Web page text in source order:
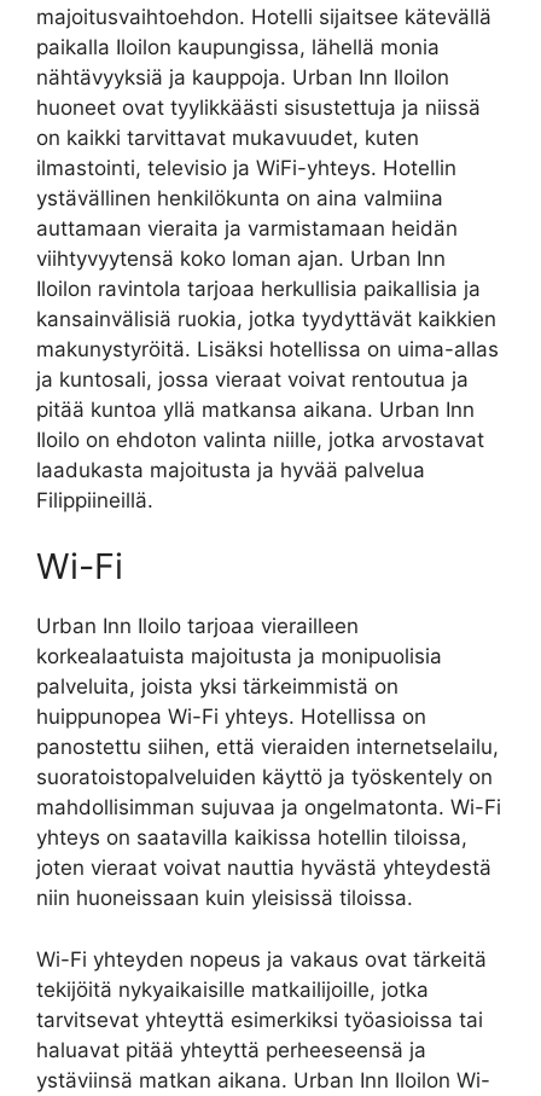
majoitusvaihtoehdon. Hotelli sijaitsee kätevällä
paikalla Iloilon kaupungissa, lähellä monia
nähtävyyksiä ja kauppoja. Urban Inn Iloilon
huoneet ovat tyylikkäästi sisustettuja ja niissä
on kaikki tarvittavat mukavuudet, kuten
ilmastointi, televisio ja WiFi-yhteys. Hotellin
ystävällinen henkilökunta on aina valmiina
auttamaan vieraita ja varmistamaan heidän
viihtyvyytensä koko loman ajan. Urban Inn
Iloilon ravintola tarjoaa herkullisia paikallisia ja
kansainvälisiä ruokia, jotka tyydyttävät kaikkien
makunystyröitä. Lisäksi hotellissa on uima-allas
ja kuntosali, jossa vieraat voivat rentoutua ja
pitää kuntoa yllä matkansa aikana. Urban Inn
Iloilo on ehdoton valinta niille, jotka arvostavat
laadukasta majoitusta ja hyvää palvelua
Filippiineillä.
Wi-Fi
Urban Inn Iloilo tarjoaa vierailleen
korkealaatuista majoitusta ja monipuolisia
palveluita, joista yksi tärkeimmistä on
huippunopea Wi-Fi yhteys. Hotellissa on
panostettu siihen, että vieraiden internetselailu,
suoratoistopalveluiden käyttö ja työskentely on
mahdollisimman sujuvaa ja ongelmatonta. Wi-Fi
yhteys on saatavilla kaikissa hotellin tiloissa,
joten vieraat voivat nauttia hyvästä yhteydestä
niin huoneissaan kuin yleisissä tiloissa.
Wi-Fi yhteyden nopeus ja vakaus ovat tärkeitä
tekijöitä nykyaikaisille matkailijoille, jotka
tarvitsevat yhteyttä esimerkiksi työasioissa tai
haluavat pitää yhteyttä perheeseensä ja
ystäviinsä matkan aikana. Urban Inn Iloilon Wi-